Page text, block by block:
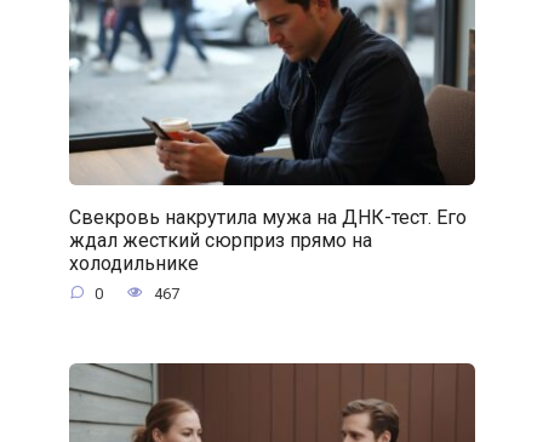
Свекровь накрутила мужа на ДНК-тест. Его
ждал жесткий сюрприз прямо на
холодильнике
0 467